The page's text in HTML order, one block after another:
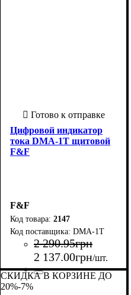
Цифровой индикатор
тока DMA-1T щитовой
F&F
F&F
2147
DMA-1T
2 290.95грн
2 137.00грн/шт.
Страна-производитель:
Польша
Серия: DMA
СКИДКА В КОРЗИНЕ ДО
20%-7%